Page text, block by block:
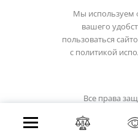
Мы используем
вашего
пользоваться
с политикой
Все права